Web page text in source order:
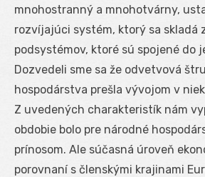
mnohostranný a mnohotvárny,
rozvíjajúci systém, ktorý sa skladá
podsystémov, ktoré sú spojené do
Dozvedeli sme sa že odvetvová
hospodárstva prešla vývojom v
Z uvedených charakteristík nám
obdobie bolo pre národné
prínosom. Ale súčasná úroveň
porovnaní s členskými krajinami